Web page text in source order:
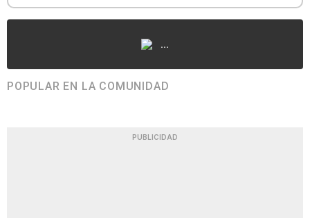
...
POPULAR EN LA COMUNIDAD
PUBLICIDAD